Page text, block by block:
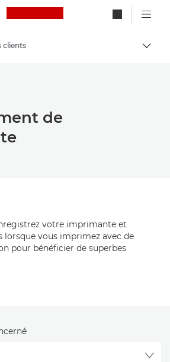
Canon Logo, back to
clients
de
votre imprimante et
lorsque vous imprimez avec de
pour bénéficier de superbes